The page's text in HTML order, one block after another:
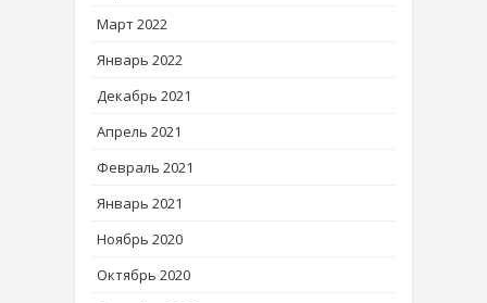
Март 2022
Январь 2022
Декабрь 2021
Апрель 2021
Февраль 2021
Январь 2021
Ноябрь 2020
Октябрь 2020